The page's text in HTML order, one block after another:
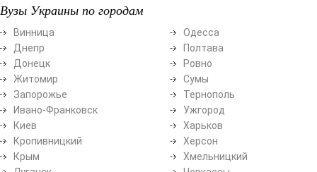
Вузы Украины по городам
Винница
Днепр
Донецк
Житомир
Запорожье
Ивано-Франковск
Киев
Кропивницкий
Крым
Одесса
Полтава
Ровно
Сумы
Тернополь
Ужгород
Харьков
Херсон
Хмельницкий